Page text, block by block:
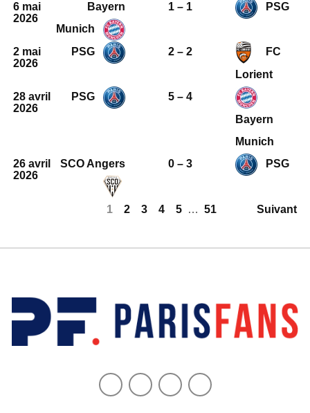
6 mai
2026
Bayern
Munich
1 – 1 PSG
2 mai
2026
PSG 2 – 2
FC
Lorient
28 avril
2026
PSG
5 – 4
Bayern
Munich
26 avril
2026
SCO Angers 0 – 3 PSG
1 2 3 4 5 … 51 Suivant